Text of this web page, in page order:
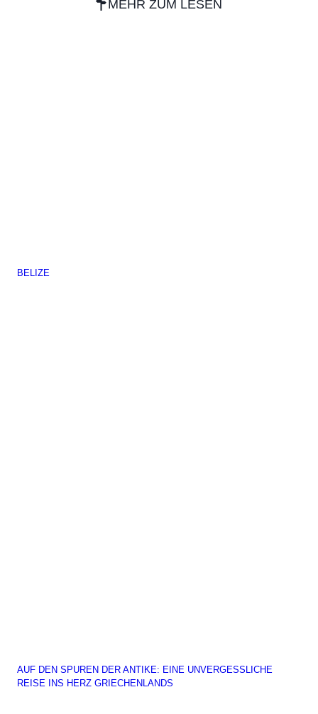
MEHR ZUM LESEN
BELIZE
AUF DEN SPUREN DER ANTIKE: EINE UNVERGESSLICHE
REISE INS HERZ GRIECHENLANDS